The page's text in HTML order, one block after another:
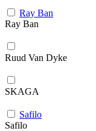
Ray Ban
Ray Ban
Ruud Van Dyke
SKAGA
Safilo
Safilo